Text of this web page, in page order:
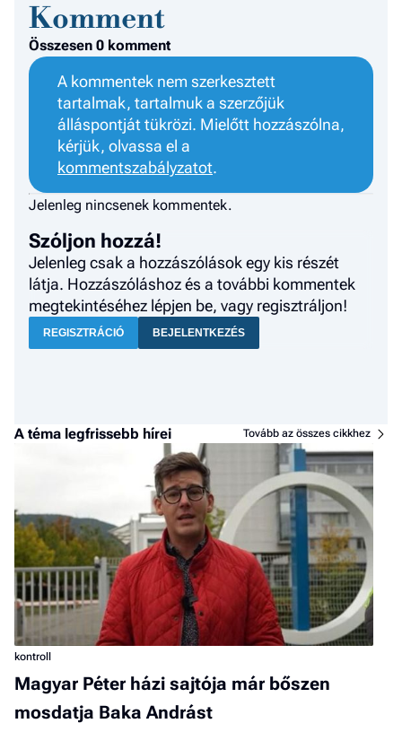
Komment
Összesen 0 komment
A kommentek nem szerkesztett
tartalmak, tartalmuk a szerzőjük
álláspontját tükrözi. Mielőtt hozzászólna,
kérjük, olvassa el a
kommentszabályzatot.
Jelenleg nincsenek kommentek.
Szóljon hozzá!
Jelenleg csak a hozzászólások egy kis részét
látja. Hozzászóláshoz és a további kommentek
megtekintéséhez lépjen be, vagy regisztráljon!
REGISZTRÁCIÓ BEJELENTKEZÉS
A téma legfrissebb hírei Tovább az összes cikkhez
kontroll
Magyar Péter házi sajtója már bőszen
mosdatja Baka Andrást